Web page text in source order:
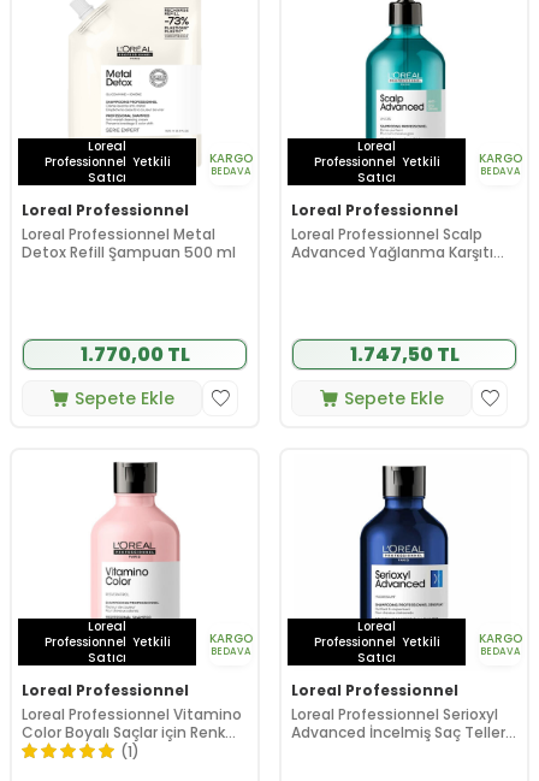
Loreal
Professionnel Yetkili
Satıcı
KARGO
BEDAVA
Loreal Professionnel
Loreal Professionnel Metal
Detox Refill Şampuan 500 ml
1.770,00 TL
Sepete Ekle
Loreal
Professionnel Yetkili
Satıcı
KARGO
BEDAVA
Loreal Professionnel
Loreal Professionnel Scalp
Advanced Yağlanma Karşıtı
1.747,50 TL
Sepete Ekle
Loreal
Professionnel Yetkili
Satıcı
KARGO
BEDAVA
Loreal Professionnel
Loreal Professionnel Vitamino
Color Boyalı Saçlar için Renk
Koruyucu Şampuan 300 ml
(1)
Loreal
Professionnel Yetkili
Satıcı
KARGO
BEDAVA
Loreal Professionnel
Loreal Professionnel Serioxyl
Advanced İncelmiş Saç Telleri